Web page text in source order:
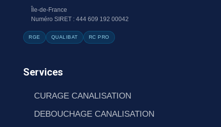
Île-de-France
Numéro SIRET : 444 609 192 00042
RGE QUALIBAT RC PRO
Services
CURAGE CANALISATION
DEBOUCHAGE CANALISATION